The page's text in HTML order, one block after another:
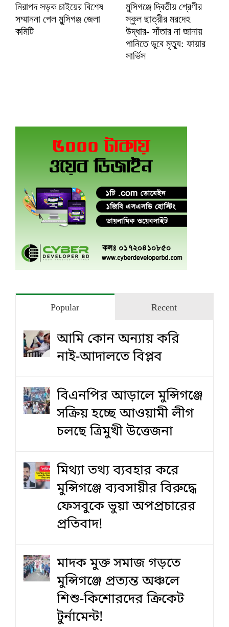
নিরাপদ সড়ক চাইয়ের বিশেষ
সম্মাননা পেল মুন্সিগঞ্জ জেলা
কমিটি
মুন্সিগঞ্জে দ্বিতীয় শ্রেণীর
স্কুল ছাত্রীর মরদেহ
উদ্ধার- সাঁতার না জানায়
পানিতে ডুবে মৃত্যু: ফায়ার
সার্ভিস
Popular Recent
আমি কোন অন্যায় করি
নাই-আদালতে বিপ্লব
বিএনপির আড়ালে মুন্সিগঞ্জে
সক্রিয় হচ্ছে আওয়ামী লীগ
চলছে ত্রিমুখী উত্তেজনা
মিথ্যা তথ্য ব্যবহার করে
মুন্সিগঞ্জে ব্যবসায়ীর বিরুদ্ধে
ফেসবুকে ভুয়া অপপ্রচারের
প্রতিবাদ!
মাদক মুক্ত সমাজ গড়তে
মুন্সিগঞ্জে প্রত্যন্ত অঞ্চলে
শিশু-কিশোরদের ক্রিকেট
টুর্নামেন্ট!